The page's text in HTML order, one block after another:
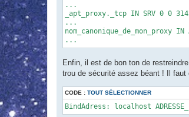
...
_apt_proxy._tcp IN SRV 0 0
...
nom_canonique_de_mon_proxy
...
Enfin, il est de bon ton de
trou de sécurité assez béant ! Il faut
CODE : TOUT SÉLECTIONNER
BindAdress: localhost